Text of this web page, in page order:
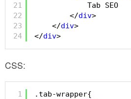
21
22
23
24
Tab SEO
</div>
</div>
</div>
CSS:
1
.tab-wrapper{